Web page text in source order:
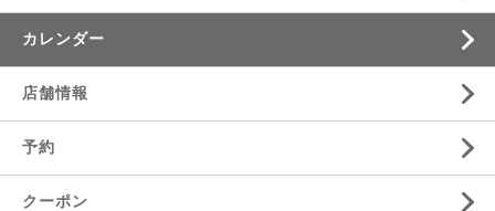
カレンダー
店舗情報
予約
クーポン